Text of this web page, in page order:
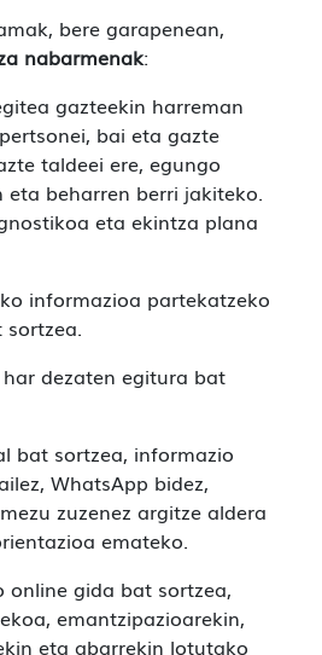
bere garapenean,
nabarmenak:
gazteekin harreman
bai eta gazte
taldeei ere, egungo
eta beharren berri jakiteko.
eta ekintza plana
informazioa partekatzeko
sortzea.
dezaten egitura bat
bat sortzea, informazio
WhatsApp bidez,
zuzenez argitze aldera
emateko.
online gida bat sortzea,
emantzipazioarekin,
eta abarrekin lotutako